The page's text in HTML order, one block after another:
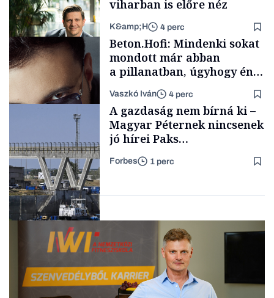
Családi
vállalkozások
TÁMOGATÓI
viharban is előre néz
K&amp;H 4 perc
Forbes-sztori
Beton.Hofi: Mindenki sokat
mondott már abban
a pillanatban, úgyhogy én
a legsarkosabb
gondolataimat akartam
kimondani
Vaszkó Iván 4 perc
A gazdaság nem bírná ki –
Magyar Péternek nincsenek
jó hírei Paks
újraindításáról
Forbes 1 perc